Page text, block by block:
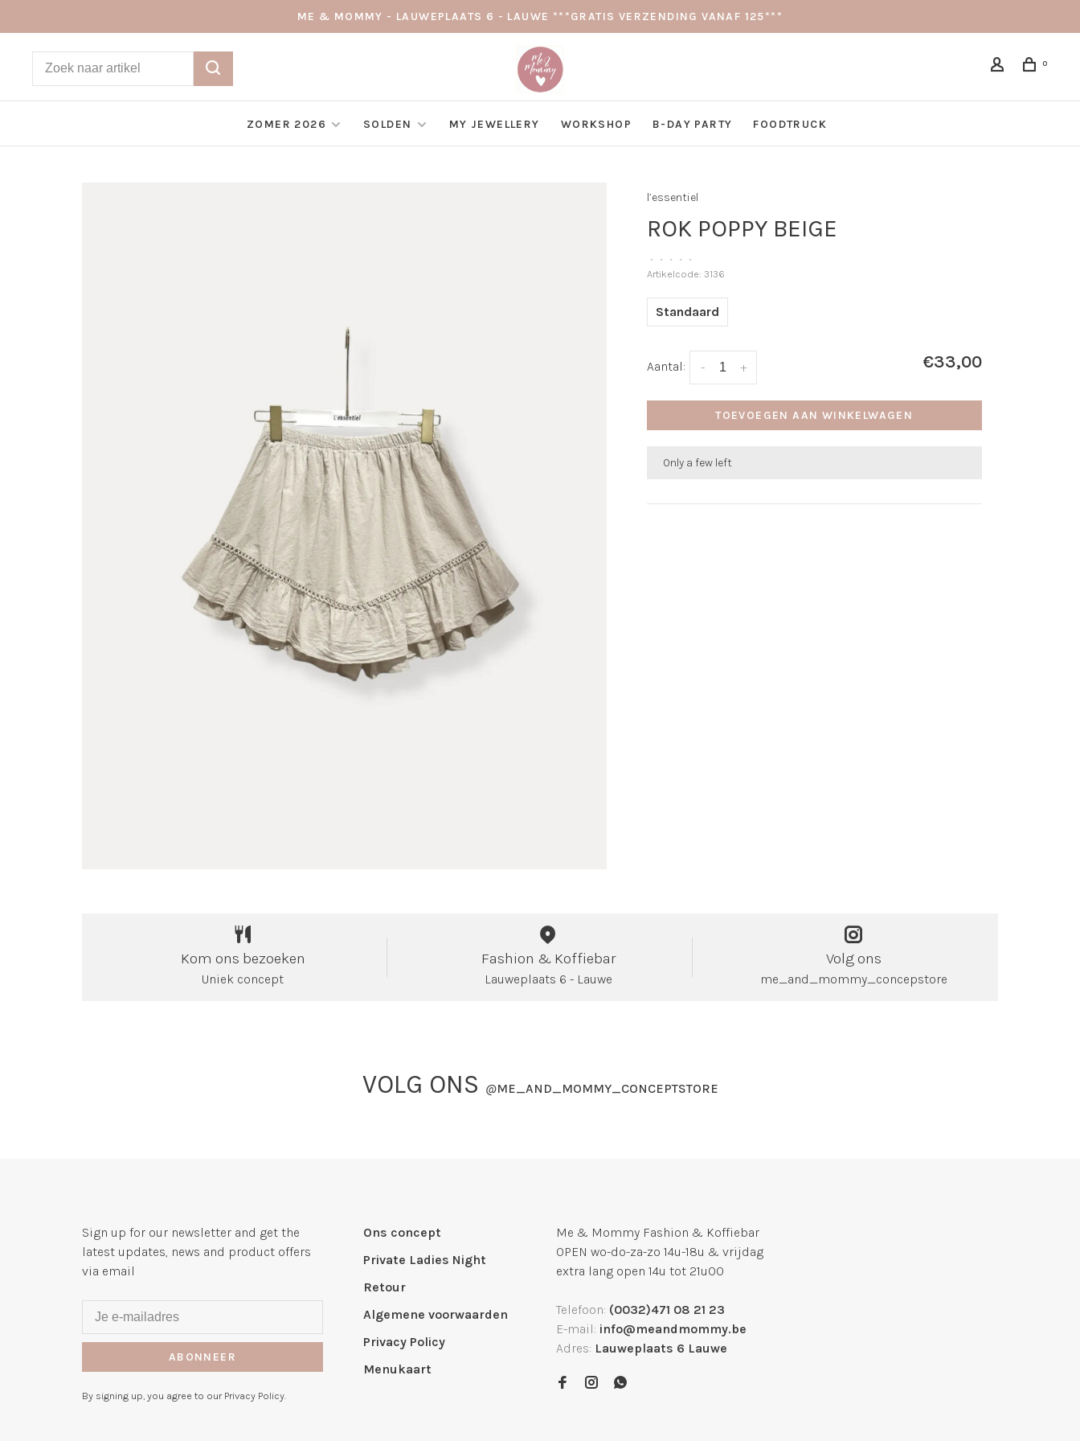
ME & MOMMY - LAUWEPLAATS 6 - LAUWE ***GRATIS VERZENDING VANAF 125***
0
ZOMER 2026 SOLDEN MY JEWELLERY WORKSHOP B-DAY PARTY FOODTRUCK
l’essentiel
ROK POPPY BEIGE
• • • •
•
Artikelcode: 3136
Standaard
Aantal: +
- €33,00
TOEVOEGEN AAN WINKELWAGEN
Only a few left
Kom ons bezoeken
Uniek concept
Fashion & Koffiebar
Lauweplaats 6 - Lauwe
Volg ons
me_and_mommy_concepstore
VOLG ONS @ME_AND_MOMMY_CONCEPTSTORE
Sign up for our newsletter and get the
latest updates, news and product offers
via email
ABONNEER
By signing up, you agree to our Privacy Policy.
Ons concept
Private Ladies Night
Retour
Algemene voorwaarden
Privacy Policy
Menukaart
Me & Mommy Fashion & Koffiebar
OPEN wo-do-za-zo 14u-18u & vrijdag
extra lang open 14u tot 21u00
Telefoon: (0032)471 08 21 23
E-mail: info@meandmommy.be
Adres: Lauweplaats 6 Lauwe